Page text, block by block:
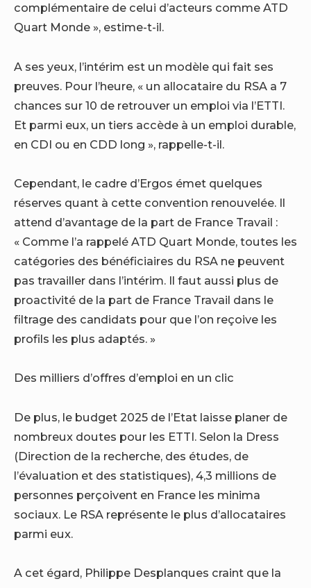
complémentaire de celui d’acteurs comme ATD
Quart Monde », estime-t-il.
A ses yeux, l’intérim est un modèle qui fait ses
preuves. Pour l’heure, « un allocataire du RSA a 7
chances sur 10 de retrouver un emploi via l’ETTI.
Et parmi eux, un tiers accède à un emploi durable,
en CDI ou en CDD long », rappelle-t-il.
Cependant, le cadre d’Ergos émet quelques
réserves quant à cette convention renouvelée. Il
attend d’avantage de la part de France Travail :
« Comme l’a rappelé ATD Quart Monde, toutes les
catégories des bénéficiaires du RSA ne peuvent
pas travailler dans l’intérim. Il faut aussi plus de
proactivité de la part de France Travail dans le
filtrage des candidats pour que l’on reçoive les
profils les plus adaptés. »
Des milliers d’offres d’emploi en un clic
De plus, le budget 2025 de l’Etat laisse planer de
nombreux doutes pour les ETTI. Selon la Dress
(Direction de la recherche, des études, de
l’évaluation et des statistiques), 4,3 millions de
personnes perçoivent en France les minima
sociaux. Le RSA représente le plus d’allocataires
parmi eux.
A cet égard, Philippe Desplanques craint que la